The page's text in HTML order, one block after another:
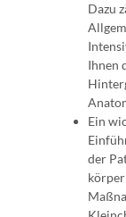
Dazu
Ihnen
Ein
der